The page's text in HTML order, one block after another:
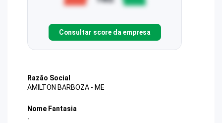
Consultar score da empresa
Razão Social
AMILTON BARBOZA - ME
Nome Fantasia
-